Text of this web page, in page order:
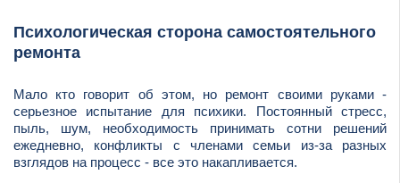
Психологическая сторона самостоятельного
ремонта
Мало кто говорит об этом, но ремонт своими руками -
серьезное испытание для психики. Постоянный стресс,
пыль, шум, необходимость принимать сотни решений
ежедневно, конфликты с членами семьи из-за разных
взглядов на процесс - все это накапливается.